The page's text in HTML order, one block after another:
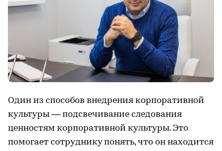
Один из способов внедрения корпоративной
культуры — подсвечивание следования
ценностям корпоративной культуры. Это
помогает сотруднику понять, что он находится